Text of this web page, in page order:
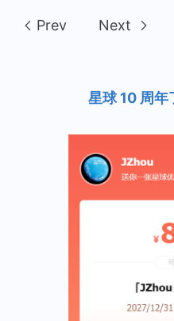
Prev Next
星球 10 周年